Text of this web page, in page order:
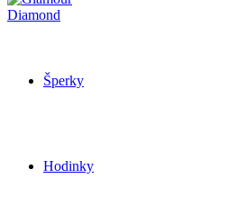
Šperky
Hodinky